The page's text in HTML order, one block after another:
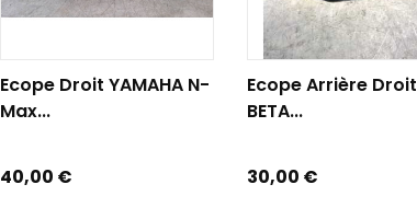
Ecope Droit YAMAHA N-
Max...
Prix
40,00 €
AJOUTER AU PANIER
Ecope Arrière Droit
BETA...
Prix
30,00 €